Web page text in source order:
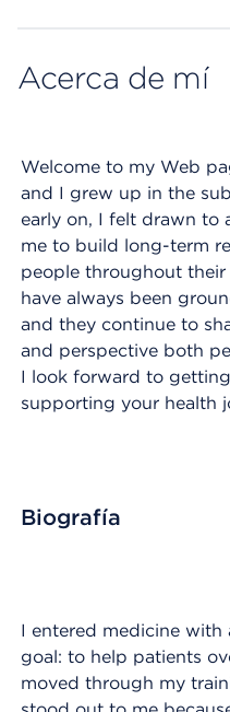
Acerca de mí
Welcome to my Web
and I grew up in the
early on, I felt drawn to
me to build long-term
people throughout their
have always been
and they continue to
and perspective both
I look forward to
supporting your health
Biografía
I entered medicine
goal: to help patients
moved through my